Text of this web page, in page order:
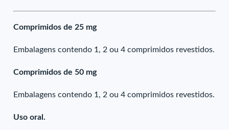
Comprimidos de 25 mg
Embalagens contendo 1, 2 ou 4 comprimidos revestidos.
Comprimidos de 50 mg
Embalagens contendo 1, 2 ou 4 comprimidos revestidos.
Uso oral.